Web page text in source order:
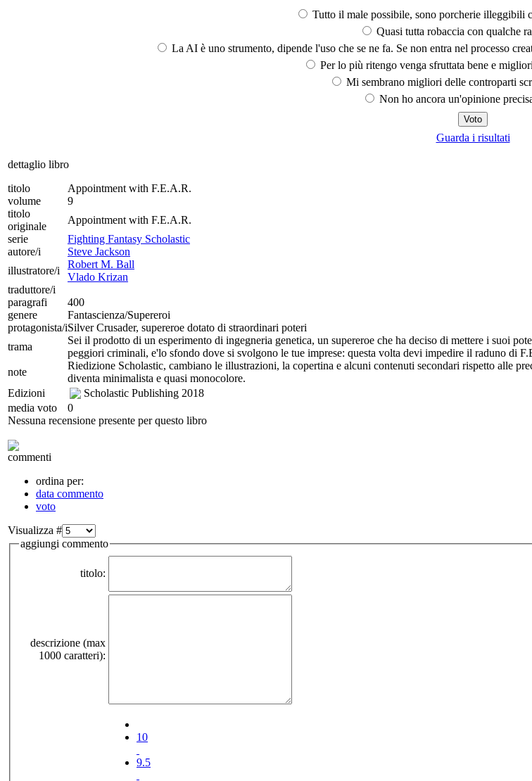
Tutto il male possibile, sono porcherie illeggibili
Quasi tutta robaccia con qualche
La AI è uno strumento, dipende l'uso che se ne fa. Se non entra nel processo
Per lo più ritengo venga sfruttata bene e
Mi sembrano migliori delle controparti
Non ho ancora un'opinione
Guarda i risultati
dettaglio libro
titolo
Appointment with F.E.A.R.
volume
9
titolo
originale
Appointment with F.E.A.R.
serie
Fighting Fantasy Scholastic
autore/i
Steve Jackson
illustratore/i
Robert M. Ball
Vlado Krizan
traduttore/i
paragrafi
400
genere
Fantascienza/Supereroi
protagonista/iSilver Crusader, supereroe dotato di straordinari poteri
trama
Sei il prodotto di un esperimento di ingegneria genetica, un supereroe che ha deciso di mettere i suoi
peggiori criminali, e'lo sfondo dove si svolgono le tue imprese: questa volta devi impedire il raduno di
note
Riedizione Scholastic, cambiano le illustrazioni, la copertina e alcuni contenuti secondari rispetto alle
diventa minimalista e quasi monocolore.
Edizioni
Scholastic Publishing 2018
media voto
0
Nessuna recensione presente per questo libro
commenti
ordina per:
data commento
voto
Visualizza #
aggiungi commento
titolo:
descrizione (max
1000 caratteri):
10
9.5